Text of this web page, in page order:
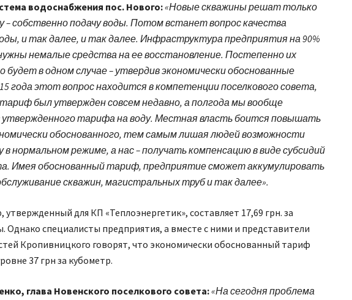
водоснабжения пос. Нового:«Новые скважины решат только
– собственно подачу воды. Потом встанет вопрос качества
и так далее, и так далее. Инфраструктура предприятия на 90%
немалые средства на ее восстановление. Постепенно их
в одном случае – утвердив экономически обоснованные
года этот вопрос находится в компетенции поселкового совета,
был утвержден совсем недавно, а полгода мы вообще
утвержденного тарифа на воду. Местная власть боится повышать
обоснованного, тем самым лишая людей возможности
в нормальном режиме, а нас – получать компенсацию в виде субсидий
Имея обоснованный тариф, предприятие сможет аккумулировать
скважин, магистральных труб и так далее».
утвержденный для КП «Теплоэнергетик», составляет 17,69 грн. за
Однако специалисты предприятия, а вместе с ними и представители
Кропивницкого говорят, что экономически обоснованный тариф
37 грн за кубометр.
глава Новенского поселкового совета:«На сегодня проблема